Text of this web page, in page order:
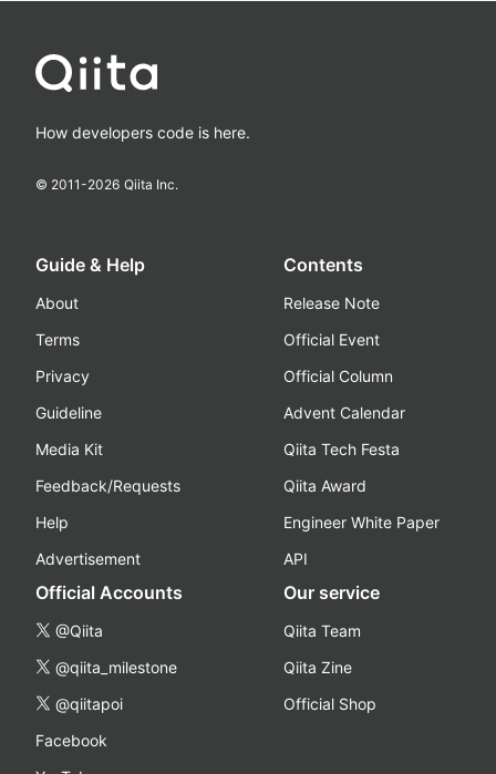
How developers code is here.
© 2011-2026 Qiita Inc.
Guide & Help
About
Terms
Privacy
Guideline
Media Kit
Feedback/Requests
Help
Advertisement
Contents
Release Note
Official Event
Official Column
Advent Calendar
Qiita Tech Festa
Qiita Award
Engineer White Paper
API
Official Accounts
@Qiita
@qiita_milestone
@qiitapoi
Facebook
Our service
Qiita Team
Qiita Zine
Official Shop